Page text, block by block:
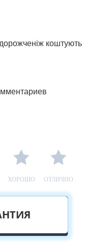
коштують
ХОРОШО ОТЛИЧНО